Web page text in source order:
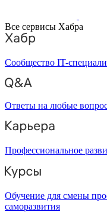
Все сервисы Хабра
Сообщество IT-
Ответы на любые
Профессиональное
Обучение для смены
саморазвития